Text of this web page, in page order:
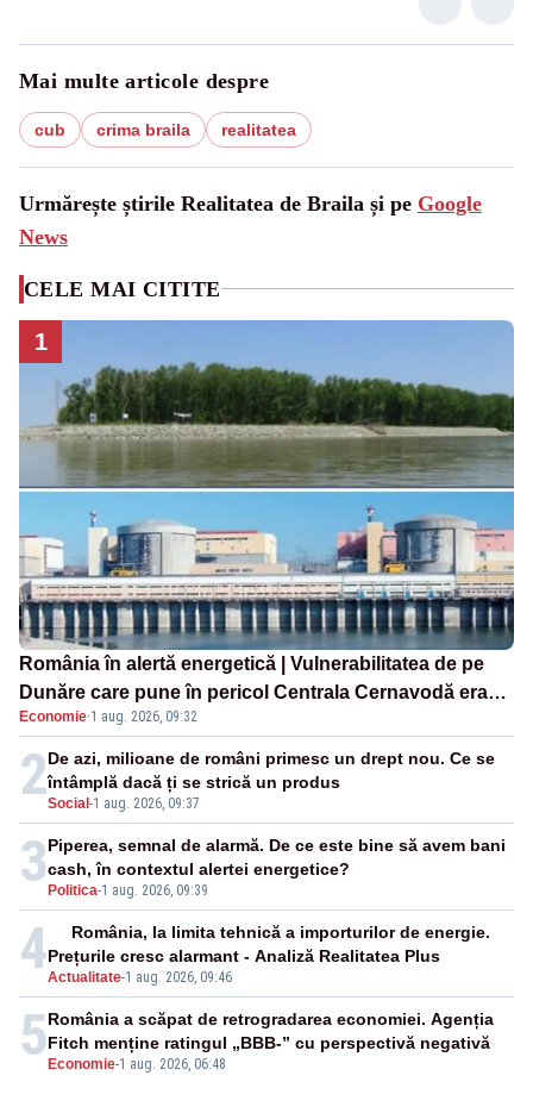
Mai multe articole despre
cub crima braila realitatea
Urmărește știrile Realitatea de Braila și pe Google
News
CELE MAI CITITE
1
România în alertă energetică | Vulnerabilitatea de pe
Dunăre care pune în pericol Centrala Cernavodă era
cunoscută de pe vremea lui Ceaușescu
Economie·1 aug. 2026, 09:32
2Social -1 aug. 2026, 09:37
De azi, milioane de români primesc un drept nou. Ce se
întâmplă dacă ți se strică un produs
3 Politica-1 aug. 2026, 09:39
Piperea, semnal de alarmă. De ce este bine să avem bani
cash, în contextul alertei energetice?
4Actualitate-1 aug. 2026, 09:46
România, la limita tehnică a importurilor de energie.
Prețurile cresc alarmant - Analiză Realitatea Plus
5 Economie-1 aug. 2026, 06:48
România a scăpat de retrogradarea economiei. Agenția
Fitch menține ratingul „BBB-” cu perspectivă negativă